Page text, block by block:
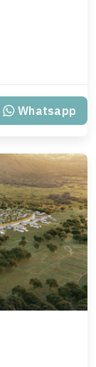
Whatsapp